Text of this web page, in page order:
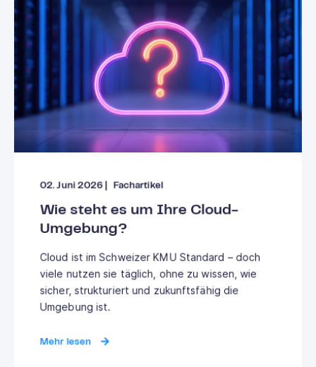
02. Juni 2026| Fachartikel
Wie steht es um Ihre Cloud-
Umgebung?
Cloud ist im Schweizer KMU Standard – doch
viele nutzen sie täglich, ohne zu wissen, wie
sicher, strukturiert und zukunftsfähig die
Umgebung ist.
Mehr lesen